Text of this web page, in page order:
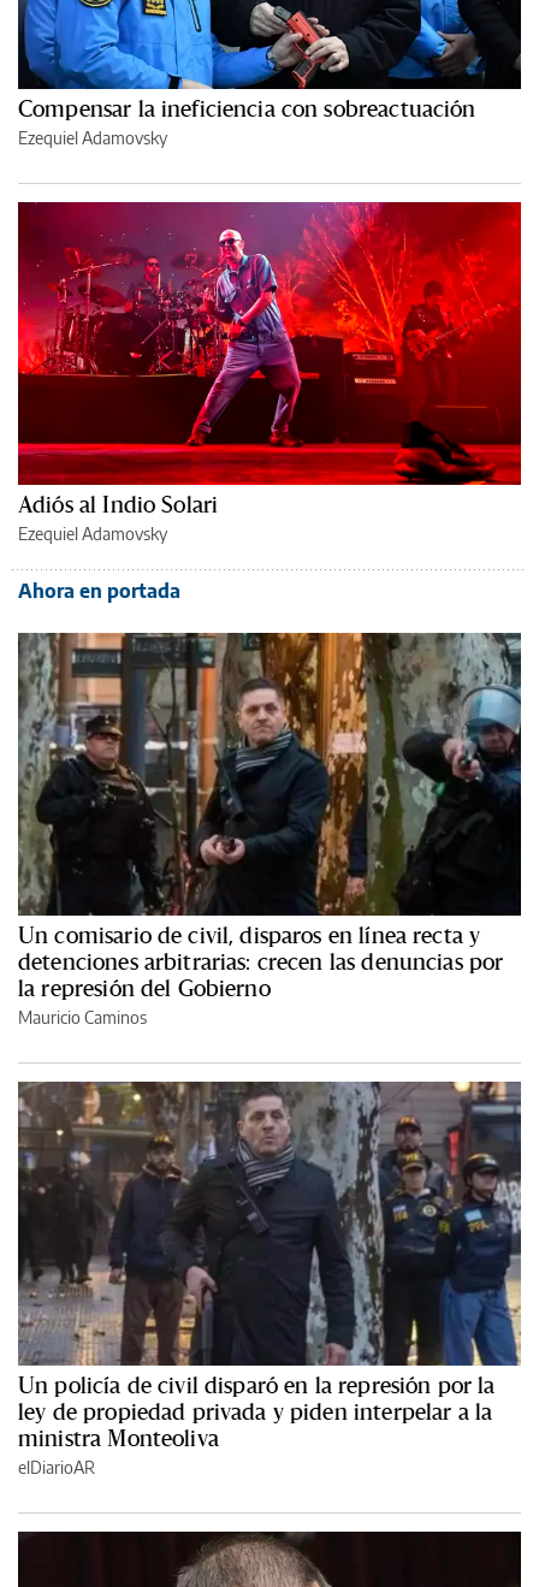
Compensar la ineficiencia con sobreactuación
Ezequiel Adamovsky
Adiós al Indio Solari
Ezequiel Adamovsky
Ahora en portada
Un comisario de civil, disparos en línea recta y
detenciones arbitrarias: crecen las denuncias por
la represión del Gobierno
Mauricio Caminos
Un policía de civil disparó en la represión por la
ley de propiedad privada y piden interpelar a la
ministra Monteoliva
elDiarioAR